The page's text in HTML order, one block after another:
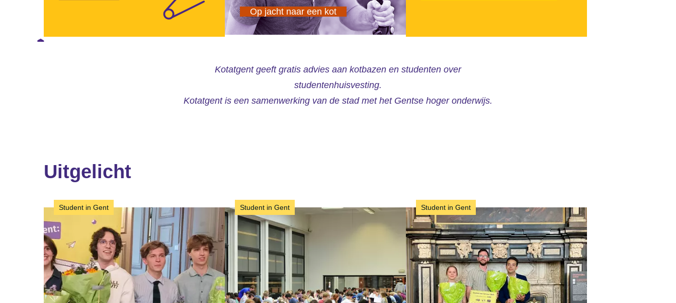
Op jacht naar een kot
Kotatgent geeft gratis advies aan kotbazen en studenten over
studentenhuisvesting.
Kotatgent is een samenwerking van de stad met het Gentse hoger onderwijs.
Uitgelicht
Student in Gent Student in Gent Student in Gent